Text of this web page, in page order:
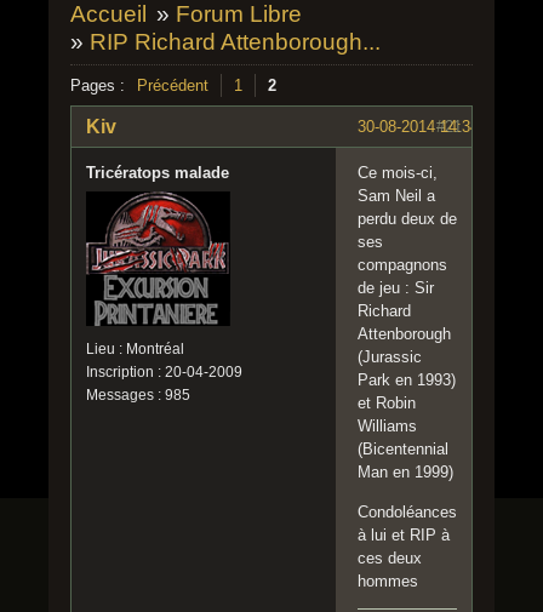
Accueil » Forum Libre
» RIP Richard Attenborough...
Pages : Précédent 1 2
#21
30-08-2014 14:34:30
Kiv
Tricératops malade
Lieu : Montréal
Inscription : 20-04-2009
Messages : 985
Ce mois-ci,
Sam Neil a
perdu deux de
ses
compagnons
de jeu : Sir
Richard
Attenborough
(Jurassic
Park en 1993)
et Robin
Williams
(Bicentennial
Man en 1999)
Condoléances
à lui et RIP à
ces deux
hommes